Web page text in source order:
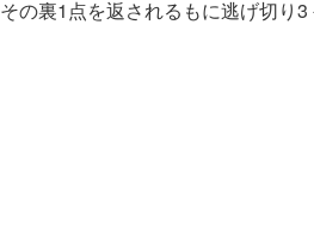
その裏1点を返されるもに逃げ切り3